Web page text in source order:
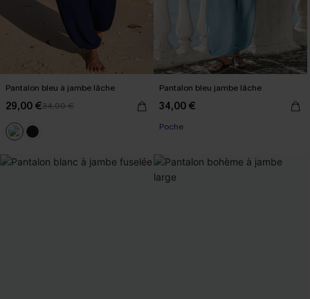
Pantalon bleu à jambe lâche
29,00 €34,00 €
Pantalon bleu jambe lâche
34,00 €
Poche